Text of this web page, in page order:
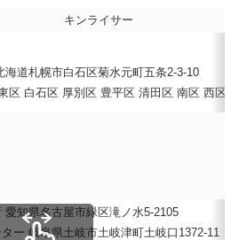
キンライサー
海道札幌市白石区菊水元町五条2-3-10
区 白石区 厚別区 豊平区 清田区 南区 西区
愛知県名古屋市緑区滝ノ水5-2105
ー 岐阜県土岐市土岐津町土岐口1372-11